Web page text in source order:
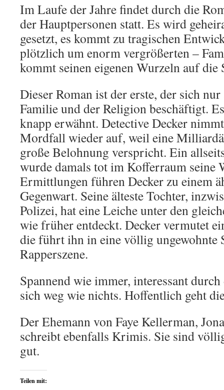
Im Laufe der Jahre findet durch die
der Hauptpersonen statt. Es wird
gesetzt, es kommt zu tragischen
plötzlich um enorm vergrößerten –
kommt seinen eigenen Wurzeln auf die
Dieser Roman ist der erste, der sich
Familie und der Religion beschäftigt.
knapp erwähnt. Detective Decker
Mordfall wieder auf, weil eine
große Belohnung verspricht. Ein
wurde damals tot im Kofferraum seine
Ermittlungen führen Decker zu einem
Gegenwart. Seine älteste Tochter,
Polizei, hat eine Leiche unter den
wie früher entdeckt. Decker vermutet
die führt ihn in eine völlig ungewohnte
Rapperszene.
Spannend wie immer, interessant
sich weg wie nichts. Hoffentlich geht
Der Ehemann von Faye Kellerman,
schreibt ebenfalls Krimis. Sie sind
gut.
Teilen mit: